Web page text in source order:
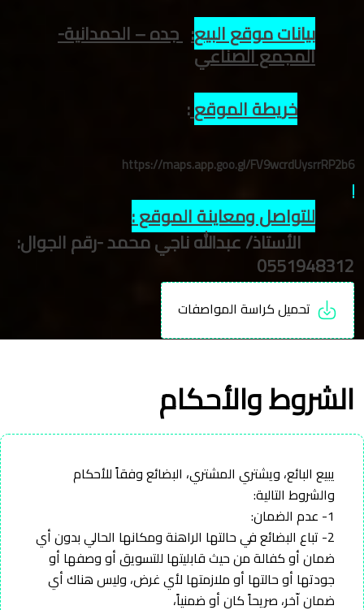
بيانات موقع البيع: جده – الحمدانية-
المجمع الصناعي
خريطة الموقع:
https://maps.app.goo.gl/FV9wcrdUysrrRP2b6
للتواصل ومعاينة الموقع :
الأستاذ/ عبدالله ناجي محمد -رقم الجوال:
0551948312
تحميل كراسة المواصفات
الشروط والأحكام
يبيع البائع، ويشتري المشتري، البضائع وفقاً للأحكام
والشروط التالية:
1- عدم الضمان:
2- تباع البضائع في حالتها الراهنة ومكانها الحالي بدون أي
ضمان أو كفالة من حيث قابليتها للتسويق أو وصفها أو
جودتها أو حالتها أو ملازمتها لأي غرض، وليس هناك أي
ضمان اّخر، صريحاً كان أو ضمنياً،